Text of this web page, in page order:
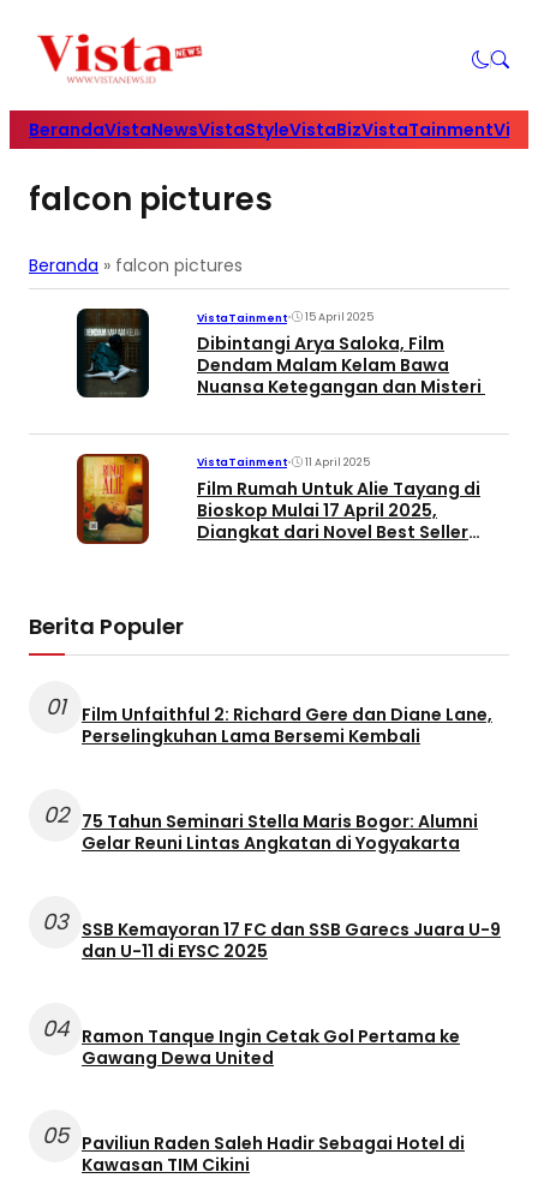
BerandaVistaNewsVistaStyleVistaBizVistaTainment
falcon pictures
Beranda » falcon pictures
VistaTainment• 15 April 2025
Dibintangi Arya Saloka, Film
Dendam Malam Kelam Bawa
Nuansa Ketegangan dan Misteri
VistaTainment• 11 April 2025
Film Rumah Untuk Alie Tayang di
Bioskop Mulai 17 April 2025,
Diangkat dari Novel Best Seller
Berita Populer
01
Film Unfaithful 2: Richard Gere dan Diane Lane,
Perselingkuhan Lama Bersemi Kembali
02
75 Tahun Seminari Stella Maris Bogor: Alumni
Gelar Reuni Lintas Angkatan di Yogyakarta
03 SSB Kemayoran 17 FC dan SSB Garecs Juara U-9
dan U-11 di EYSC 2025
04 Ramon Tanque Ingin Cetak Gol Pertama ke
Gawang Dewa United
05 Paviliun Raden Saleh Hadir Sebagai Hotel di
Kawasan TIM Cikini